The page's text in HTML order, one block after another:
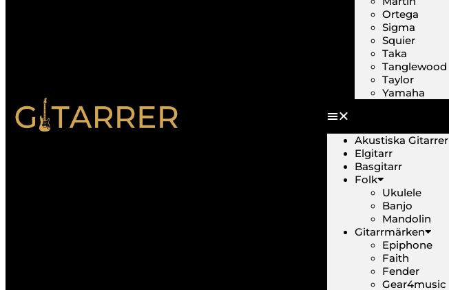
Ortega
Sigma
Squier
Taka
Tanglewood
Taylor
Yamaha
Akustiska Gitarrer
Elgitarr
Basgitarr
Folk
Ukulele
Banjo
Mandolin
Gitarrmärken
Epiphone
Faith
Fender
Gear4music